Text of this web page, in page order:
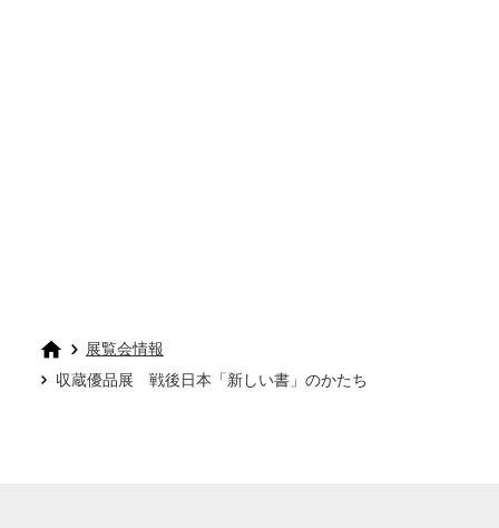
展覧会情報
収蔵優品展 戦後日本「新しい書」のかたち